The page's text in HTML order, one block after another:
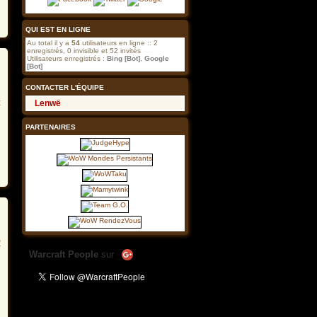
guilde
QUI EST EN LIGNE
Au total il y a 54utilisateurs en ligne :: 2
enregistrés, 0 invisible et 52 invités
Utilisateurs enregistrés : Bing [Bot], Google
[Bot]
CONTACTER L'ÉQUIPE
Lenwë
PARTENAIRES
Warcraft People sur